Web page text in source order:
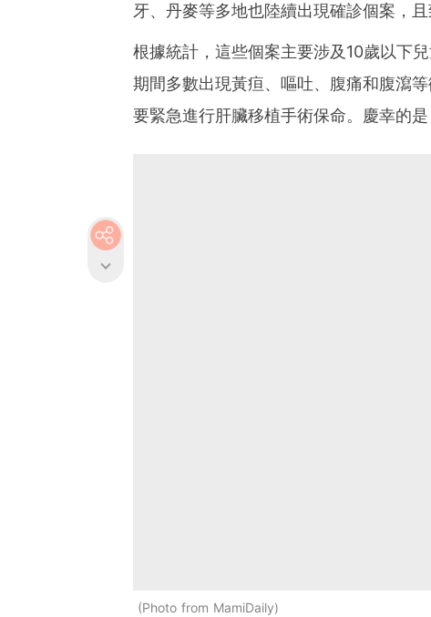
牙、丹麥等多地也陸續出現確診個案，
根據統計，這些個案主要涉及10歲以下
期間多數出現黃疸、嘔吐、腹痛和腹瀉
要緊急進行肝臟移植手術保命。慶幸的是
Photo from MamiDaily